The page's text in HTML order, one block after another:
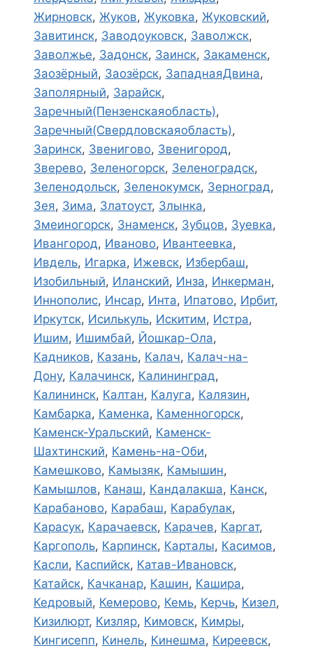
Жирновск, Жуков, Жуковка, Жуковский,
Завитинск, Заводоуковск, Заволжск,
Заволжье, Задонск, Заинск, Закаменск,
Заозёрный, Заозёрск, ЗападнаяДвина,
Заполярный, Зарайск,
Заречный(Пензенскаяобласть),
Заречный(Свердловскаяобласть),
Заринск, Звенигово, Звенигород,
Зверево, Зеленогорск, Зеленоградск,
Зеленодольск, Зеленокумск, Зерноград,
Зея, Зима, Златоуст, Злынка,
Змеиногорск, Знаменск, Зубцов, Зуевка,
Ивангород, Иваново, Ивантеевка,
Ивдель, Игарка, Ижевск, Избербаш,
Изобильный, Иланский, Инза, Инкерман,
Иннополис, Инсар, Инта, Ипатово, Ирбит,
Иркутск, Исилькуль, Искитим, Истра,
Ишим, Ишимбай, Йошкар-Ола,
Кадников, Казань, Калач, Калач-на-
Дону, Калачинск, Калининград,
Калининск, Калтан, Калуга, Калязин,
Камбарка, Каменка, Каменногорск,
Каменск-Уральский, Каменск-
Шахтинский, Камень-на-Оби,
Камешково, Камызяк, Камышин,
Камышлов, Канаш, Кандалакша, Канск,
Карабаново, Карабаш, Карабулак,
Карасук, Карачаевск, Карачев, Каргат,
Каргополь, Карпинск, Карталы, Касимов,
Касли, Каспийск, Катав-Ивановск,
Катайск, Качканар, Кашин, Кашира,
Кедровый, Кемерово, Кемь, Керчь, Кизел,
Кизилюрт, Кизляр, Кимовск, Кимры,
Кингисепп, Кинель, Кинешма, Киреевск,